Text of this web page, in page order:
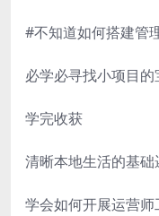
#不知道如何搭建管
必学必寻找小项目
学完收获
清晰本地生活的基础
学会如何开展运营师